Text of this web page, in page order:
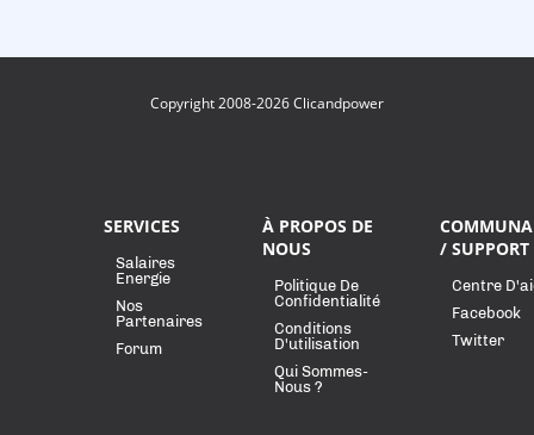
Copyright 2008-2026 Clicandpower
SERVICES
Salaires
Energie
Nos
Partenaires
Forum
À PROPOS DE
NOUS
Politique De
Confidentialité
Conditions
D'utilisation
Qui Sommes-
Nous ?
/ SUPPORT
Centre
Facebook
Twitter